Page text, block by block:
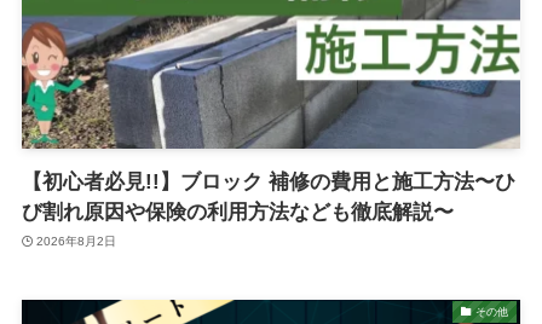
【初心者必見!!】ブロック 補修の費用と施工方法〜ひ
び割れ原因や保険の利用方法なども徹底解説〜
2026年8月2日
その他